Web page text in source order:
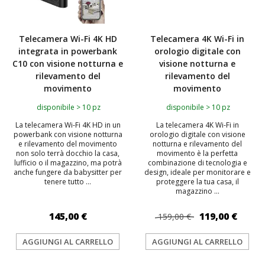
Telecamera Wi-Fi 4K HD
integrata in powerbank
C10 con visione notturna e
rilevamento del
movimento
disponibile > 10 pz
La telecamera Wi-Fi 4K HD in un
powerbank con visione notturna
e rilevamento del movimento
non solo terrà docchio la casa,
lufficio o il magazzino, ma potrà
anche fungere da babysitter per
tenere tutto ...
145,00 €
AGGIUNGI AL CARRELLO
Telecamera 4K Wi-Fi in
orologio digitale con
visione notturna e
rilevamento del
movimento
disponibile > 10 pz
La telecamera 4K Wi-Fi in
orologio digitale con visione
notturna e rilevamento del
movimento è la perfetta
combinazione di tecnologia e
design, ideale per monitorare e
proteggere la tua casa, il
magazzino ...
159,00 € 119,00 €
AGGIUNGI AL CARRELLO